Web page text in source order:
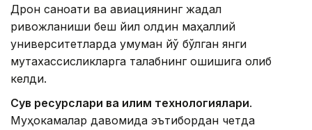
Дрон саноати ва авиациянинг жадал
ривожланиши беш йил олдин маҳаллий
университетларда умуман йўқ бўлган янги
мутахассисликларга талабнинг ошишига олиб
келди.
Сув ресурслари ва иқлим технологиялари.
Муҳокамалар давомида эътибордан четда